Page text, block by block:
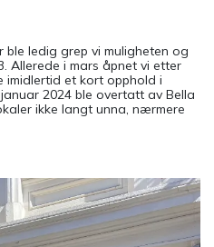
ledig grep vi muligheten og
Allerede i mars åpnet vi etter
imidlertid et kort opphold i
2024 ble overtatt av Bella
ikke langt unna, nærmere